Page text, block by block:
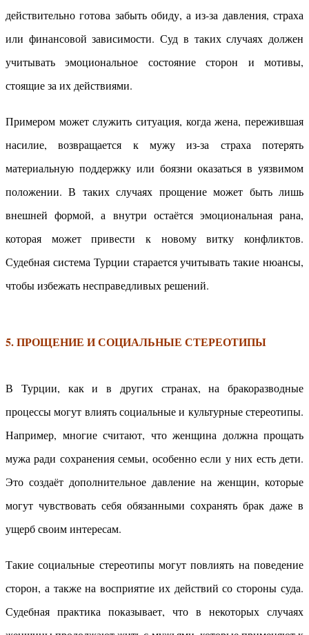
действительно готова забыть обиду, а из-за давления, страха
или финансовой зависимости. Суд в таких случаях должен
учитывать эмоциональное состояние сторон и мотивы,
стоящие за их действиями.
Примером может служить ситуация, когда жена, пережившая
насилие, возвращается к мужу из-за страха потерять
материальную поддержку или боязни оказаться в уязвимом
положении. В таких случаях прощение может быть лишь
внешней формой, а внутри остаётся эмоциональная рана,
которая может привести к новому витку конфликтов.
Судебная система Турции старается учитывать такие нюансы,
чтобы избежать несправедливых решений.
5. ПРОЩЕНИЕ И СОЦИАЛЬНЫЕ СТЕРЕОТИПЫ
В Турции, как и в других странах, на бракоразводные
процессы могут влиять социальные и культурные стереотипы.
Например, многие считают, что женщина должна прощать
мужа ради сохранения семьи, особенно если у них есть дети.
Это создаёт дополнительное давление на женщин, которые
могут чувствовать себя обязанными сохранять брак даже в
ущерб своим интересам.
Такие социальные стереотипы могут повлиять на поведение
сторон, а также на восприятие их действий со стороны суда.
Судебная практика показывает, что в некоторых случаях